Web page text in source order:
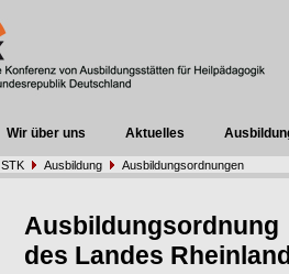
Wir über uns Aktuelles
STK Ausbildung Ausbildungsordnungen
Ausbildungsordnung
des Landes